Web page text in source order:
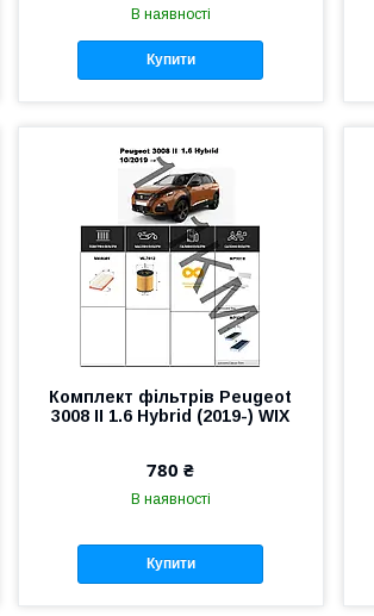
В наявності
Купити
Комплект фільтрів Peugeot
3008 II 1.6 Hybrid (2019-) WIX
780 ₴
В наявності
Купити